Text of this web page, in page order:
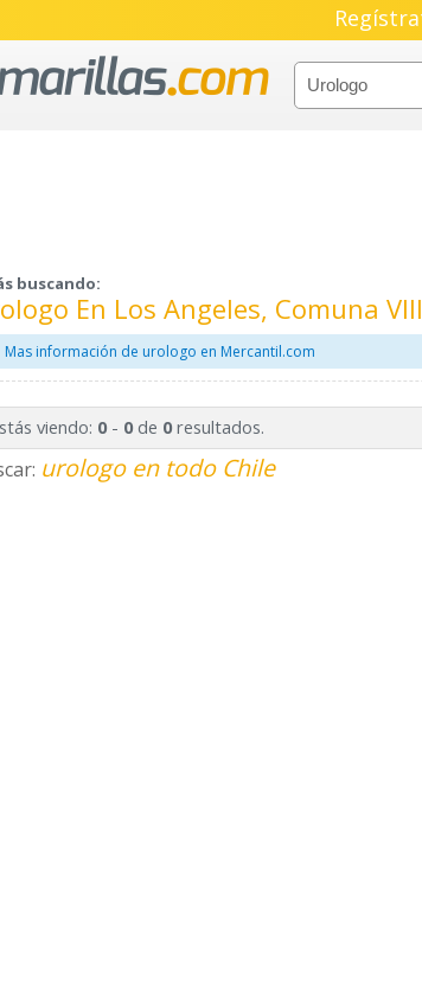
buscando:
En Los Angeles, Comuna
Mas información de urologo en Mercantil.com
viendo: 0- 0de 0resultados.
urologo en todo Chile